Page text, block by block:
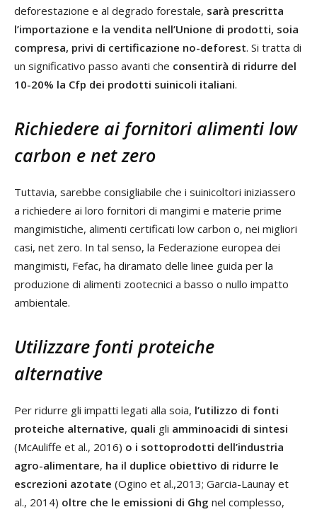
deforestazione e al degrado forestale, sarà prescritta
l’importazione e la vendita nell’Unione di prodotti, soia
compresa, privi di certificazione no-deforest. Si tratta di
un significativo passo avanti che consentirà di ridurre del
10-20% la Cfp dei prodotti suinicoli italiani.
Richiedere ai fornitori alimenti low
carbon e net zero
Tuttavia, sarebbe consigliabile che i suinicoltori iniziassero
a richiedere ai loro fornitori di mangimi e materie prime
mangimistiche, alimenti certificati low carbon o, nei migliori
casi, net zero. In tal senso, la Federazione europea dei
mangimisti, Fefac, ha diramato delle linee guida per la
produzione di alimenti zootecnici a basso o nullo impatto
ambientale.
Utilizzare fonti proteiche
alternative
Per ridurre gli impatti legati alla soia, l’utilizzo di fonti
proteiche alternative, quali gli amminoacidi di sintesi
(McAuliffe et al., 2016) o i sottoprodotti dell’industria
agro-alimentare, ha il duplice obiettivo di ridurre le
escrezioni azotate (Ogino et al.,2013; Garcia-Launay et
al., 2014) oltre che le emissioni di Ghg nel complesso,